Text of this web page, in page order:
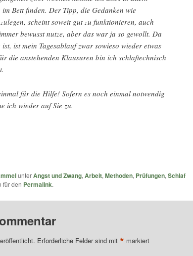
im Bett finden. Der Tipp, die Gedanken wie
scheint soweit gut zu funktionieren, auch
bewusst nutze, aber das war ja so gewollt. Da
ist mein Tagesablauf zwar sowieso wieder etwas
die anstehenden Klausuren bin ich schlaftechnisch
für die Hilfe! Sofern es noch einmal notwendig
ich wieder auf Sie zu.
unterAngst und Zwang, Arbeit, Methoden, Prüfungen, Schlaf
für den Permalink.
Erforderliche Felder sind mit * markiert